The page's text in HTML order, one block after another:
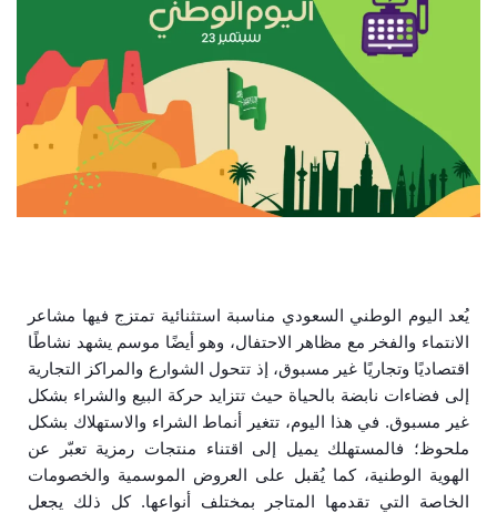
يُعد اليوم الوطني السعودي مناسبة استثنائية تمتزج فيها مشاعر
الانتماء والفخر مع مظاهر الاحتفال، وهو أيضًا موسم يشهد نشاطًا
اقتصاديًا وتجاريًا غير مسبوق، إذ تتحول الشوارع والمراكز التجارية
إلى فضاءات نابضة بالحياة حيث تتزايد حركة البيع والشراء بشكل
غير مسبوق. في هذا اليوم، تتغير أنماط الشراء والاستهلاك بشكل
ملحوظ؛ فالمستهلك يميل إلى اقتناء منتجات رمزية تعبّر عن
الهوية الوطنية، كما يُقبل على العروض الموسمية والخصومات
الخاصة التي تقدمها المتاجر بمختلف أنواعها. كل ذلك يجعل